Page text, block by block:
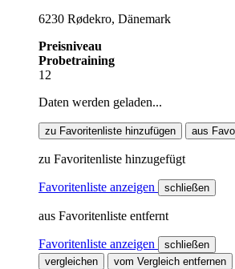
6230 Rødekro, Dänemark
Preisniveau
Probetraining
12
Daten werden geladen...
zu Favoritenliste hinzufügen aus
zu Favoritenliste hinzugefügt
Favoritenliste anzeigen schließen
aus Favoritenliste entfernt
Favoritenliste anzeigen
schließen
vergleichen
vom Vergleich entfernen